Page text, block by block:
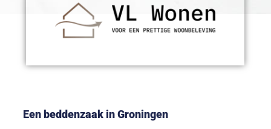
Een beddenzaak in Groningen